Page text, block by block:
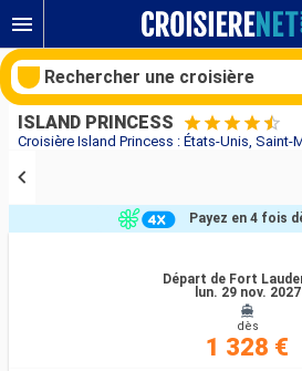
ISLAND PRINCESS
Départ de Fort
lun. 29 nov. 2027
dès
1 328 €
Payez en 4 fois
Rechercher une croisière